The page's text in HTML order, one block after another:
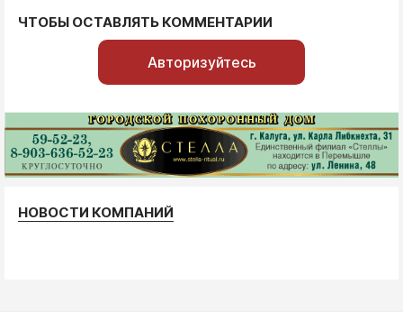
ЧТОБЫ ОСТАВЛЯТЬ КОММЕНТАРИИ
Авторизуйтесь
НОВОСТИ КОМПАНИЙ